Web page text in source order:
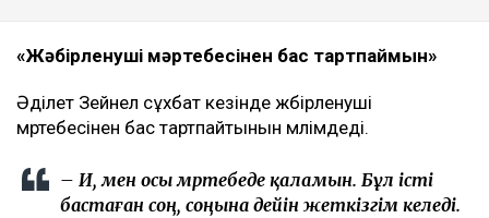
«Жәбірленуші мәртебесінен бас тартпаймын»
Әділет Зейнел сұхбат кезінде жәбірленуші
мәртебесінен бас тартпайтынын мәлімдеді.
– Иә, мен осы мәртебеде қаламын. Бұл істі
бастаған соң, соңына дейін жеткізгім келеді.